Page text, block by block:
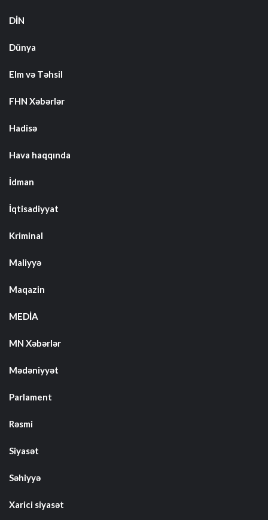
DİN
Dünya
Elm və Təhsil
FHN Xəbərlər
Hadisə
Hava haqqında
İdman
İqtisadiyyat
Kriminal
Maliyyə
Maqazin
MEDİA
MN Xəbərlər
Mədəniyyət
Parlament
Rəsmi
Siyasət
Səhiyyə
Xarici siyasət